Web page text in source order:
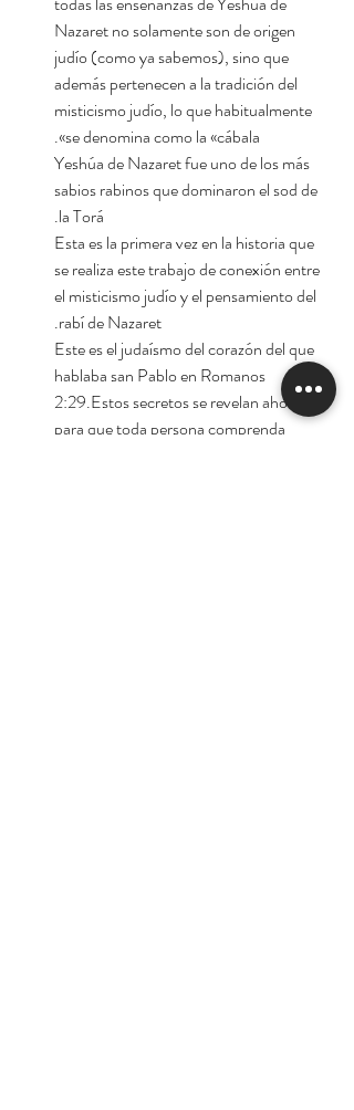
Nazaret no solamente son de origen
judío (como ya sabemos), sino que
además pertenecen a la tradición del
misticismo judío, lo que habitualmente
se denomina como la «cábala».
Yeshúa de Nazaret fue uno de los más
sabios rabinos que dominaron el sod de
la Torá.
Esta es la primera vez en la historia que
se realiza este trabajo de conexión entre
el misticismo judío y el pensamiento del
rabí de Nazaret.
Este es el judaísmo del corazón del que
hablaba san Pablo en Romanos
2:29.Estos secretos se revelan ahora
para que toda persona comprenda